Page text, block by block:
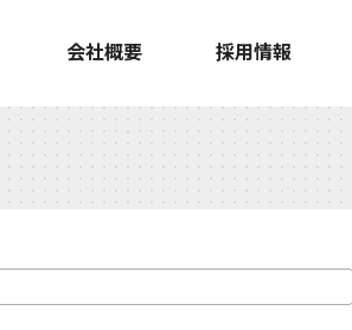
会社概要 採用情報